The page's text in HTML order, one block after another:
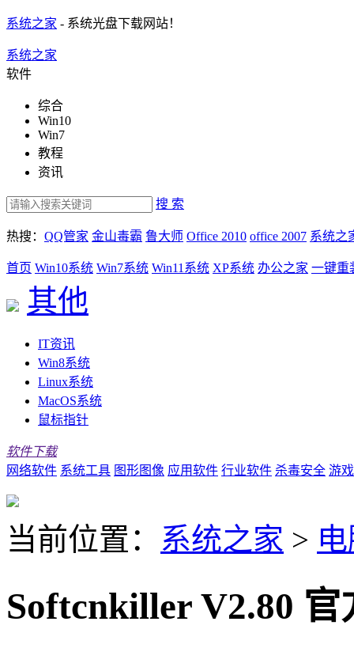
系统之家 - 系统光盘下载网站！
系统之家
软件
综合
Win10
Win7
教程
资讯
搜 索
热搜： QQ管家 金山毒霸 鲁大师 Office 2010 office 2007 系统之
首页 Win10系统 Win7系统 Win11系统 XP系统 办公之家 一键重
其他
IT资讯
Win8系统
Linux系统
MacOS系统
鼠标指针
软件下载
网络软件 系统工具 图形图像 应用软件 行业软件 杀毒安全 游
当前位置： 系统之家 >
Softcnkiller V2.80 官